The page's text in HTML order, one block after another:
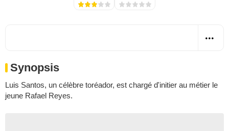
Synopsis
Luis Santos, un célèbre toréador, est chargé d'initier au métier le
jeune Rafael Reyes.